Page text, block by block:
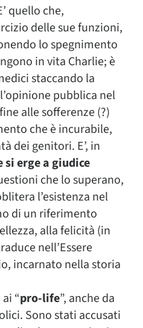
quello che,
delle sue funzioni,
lo spegnimento
in vita Charlie; è
staccando la
pubblica nel
alle sofferenze (?)
che è incurabile,
dei genitori. E’, in
si erge a giudice
che lo superano,
l’esistenza nel
di un riferimento
alla felicità (in
nell’Essere
incarnato nella storia
“pro-life”, anche da
Sono stati accusati